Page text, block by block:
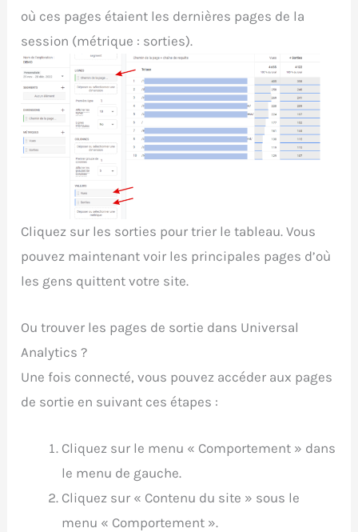
où ces pages étaient les dernières pages de la
session (métrique : sorties).
Cliquez sur les sorties pour trier le tableau. Vous
pouvez maintenant voir les principales pages d’où
les gens quittent votre site.
Ou trouver les pages de sortie dans Universal
Analytics ?
Une fois connecté, vous pouvez accéder aux pages
de sortie en suivant ces étapes :
Cliquez sur le menu « Comportement » dans
le menu de gauche.
Cliquez sur « Contenu du site » sous le
menu « Comportement ».